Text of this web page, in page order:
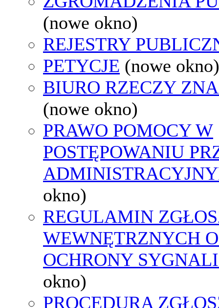
(nowe okno)
REJESTRY
PETYCJE (nowe okno)
BIURO RZECZY
(nowe okno)
PRAWO POMOCY W
POSTĘPOWANIU
okno)
REGULAMIN
WEWNĘTRZNYCH
OCHRONY
okno)
PROCEDURA